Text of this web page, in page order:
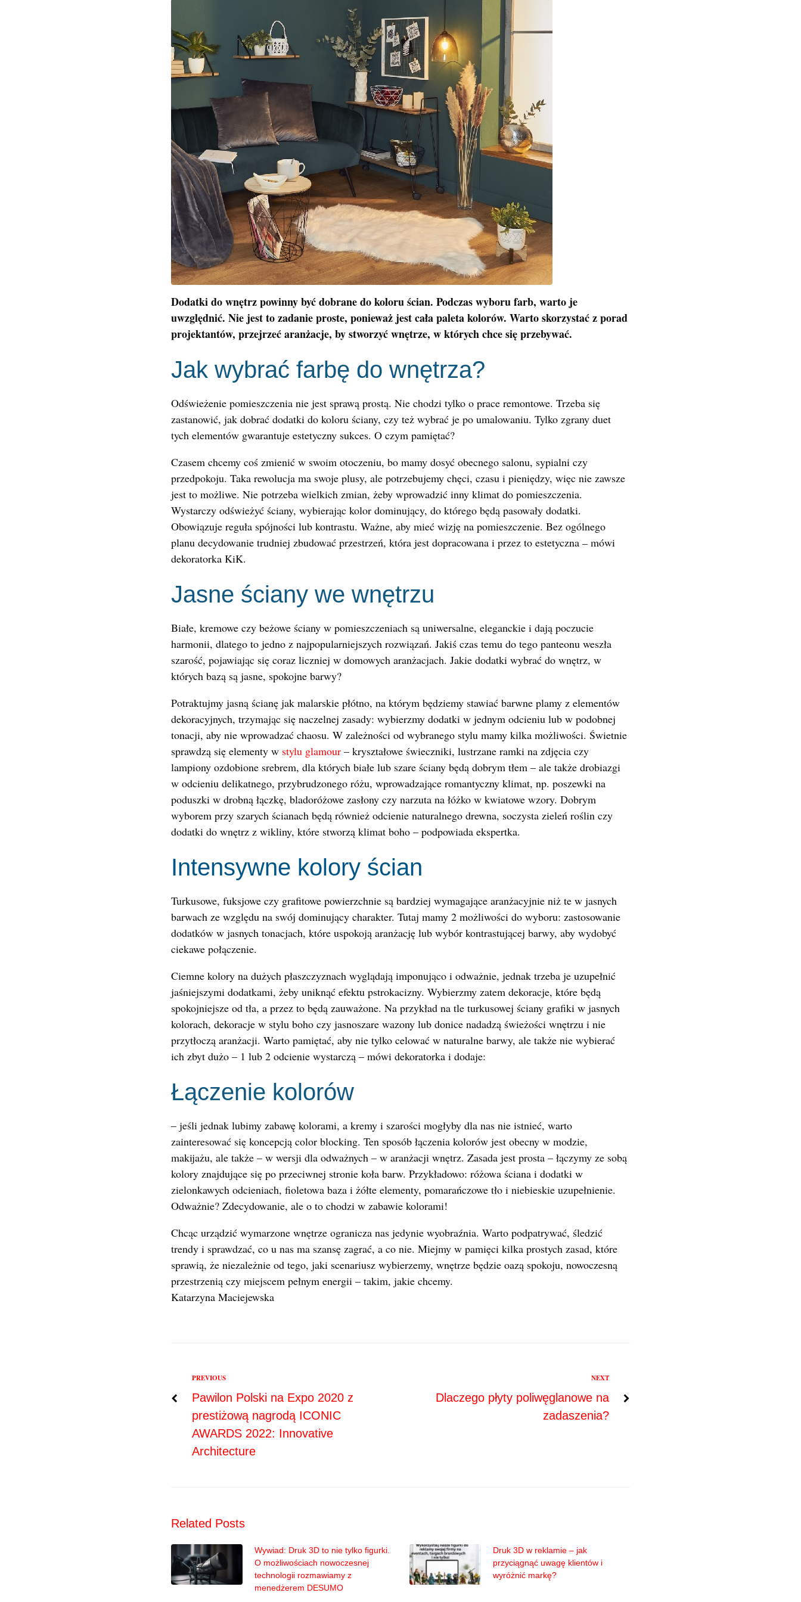
Dodatki do wnętrz powinny być dobrane do koloru ścian. Podczas wyboru farb, warto je
uwzględnić. Nie jest to zadanie proste, ponieważ jest cała paleta kolorów. Warto skorzystać z porad
projektantów, przejrzeć aranżacje, by stworzyć wnętrze, w których chce się przebywać.
Jak wybrać farbę do wnętrza?
Odświeżenie pomieszczenia nie jest sprawą prostą. Nie chodzi tylko o prace remontowe. Trzeba się
zastanowić, jak dobrać dodatki do koloru ściany, czy też wybrać je po umalowaniu. Tylko zgrany duet
tych elementów gwarantuje estetyczny sukces. O czym pamiętać?
Czasem chcemy coś zmienić w swoim otoczeniu, bo mamy dosyć obecnego salonu, sypialni czy
przedpokoju. Taka rewolucja ma swoje plusy, ale potrzebujemy chęci, czasu i pieniędzy, więc nie zawsze
jest to możliwe. Nie potrzeba wielkich zmian, żeby wprowadzić inny klimat do pomieszczenia.
Wystarczy odświeżyć ściany, wybierając kolor dominujący, do którego będą pasowały dodatki.
Obowiązuje reguła spójności lub kontrastu. Ważne, aby mieć wizję na pomieszczenie. Bez ogólnego
planu decydowanie trudniej zbudować przestrzeń, która jest dopracowana i przez to estetyczna – mówi
dekoratorka KiK.
Jasne ściany we wnętrzu
Białe, kremowe czy beżowe ściany w pomieszczeniach są uniwersalne, eleganckie i dają poczucie
harmonii, dlatego to jedno z najpopularniejszych rozwiązań. Jakiś czas temu do tego panteonu weszła
szarość, pojawiając się coraz liczniej w domowych aranżacjach. Jakie dodatki wybrać do wnętrz, w
których bazą są jasne, spokojne barwy?
Potraktujmy jasną ścianę jak malarskie płótno, na którym będziemy stawiać barwne plamy z elementów
dekoracyjnych, trzymając się naczelnej zasady: wybierzmy dodatki w jednym odcieniu lub w podobnej
tonacji, aby nie wprowadzać chaosu. W zależności od wybranego stylu mamy kilka możliwości. Świetnie
sprawdzą się elementy w stylu glamour – kryształowe świeczniki, lustrzane ramki na zdjęcia czy
lampiony ozdobione srebrem, dla których białe lub szare ściany będą dobrym tłem – ale także drobiazgi
w odcieniu delikatnego, przybrudzonego różu, wprowadzające romantyczny klimat, np. poszewki na
poduszki w drobną łączkę, bladoróżowe zasłony czy narzuta na łóżko w kwiatowe wzory. Dobrym
wyborem przy szarych ścianach będą również odcienie naturalnego drewna, soczysta zieleń roślin czy
dodatki do wnętrz z wikliny, które stworzą klimat boho – podpowiada ekspertka.
Intensywne kolory ścian
Turkusowe, fuksjowe czy grafitowe powierzchnie są bardziej wymagające aranżacyjnie niż te w jasnych
barwach ze względu na swój dominujący charakter. Tutaj mamy 2 możliwości do wyboru: zastosowanie
dodatków w jasnych tonacjach, które uspokoją aranżację lub wybór kontrastującej barwy, aby wydobyć
ciekawe połączenie.
Ciemne kolory na dużych płaszczyznach wyglądają imponująco i odważnie, jednak trzeba je uzupełnić
jaśniejszymi dodatkami, żeby uniknąć efektu pstrokacizny. Wybierzmy zatem dekoracje, które będą
spokojniejsze od tła, a przez to będą zauważone. Na przykład na tle turkusowej ściany grafiki w jasnych
kolorach, dekoracje w stylu boho czy jasnoszare wazony lub donice nadadzą świeżości wnętrzu i nie
przytłoczą aranżacji. Warto pamiętać, aby nie tylko celować w naturalne barwy, ale także nie wybierać
ich zbyt dużo – 1 lub 2 odcienie wystarczą – mówi dekoratorka i dodaje:
Łączenie kolorów
– jeśli jednak lubimy zabawę kolorami, a kremy i szarości mogłyby dla nas nie istnieć, warto
zainteresować się koncepcją color blocking. Ten sposób łączenia kolorów jest obecny w modzie,
makijażu, ale także – w wersji dla odważnych – w aranżacji wnętrz. Zasada jest prosta – łączymy ze sobą
kolory znajdujące się po przeciwnej stronie koła barw. Przykładowo: różowa ściana i dodatki w
zielonkawych odcieniach, fioletowa baza i żółte elementy, pomarańczowe tło i niebieskie uzupełnienie.
Odważnie? Zdecydowanie, ale o to chodzi w zabawie kolorami!
Chcąc urządzić wymarzone wnętrze ogranicza nas jedynie wyobraźnia. Warto podpatrywać, śledzić
trendy i sprawdzać, co u nas ma szansę zagrać, a co nie. Miejmy w pamięci kilka prostych zasad, które
sprawią, że niezależnie od tego, jaki scenariusz wybierzemy, wnętrze będzie oazą spokoju, nowoczesną
przestrzenią czy miejscem pełnym energii – takim, jakie chcemy.
Katarzyna Maciejewska
Nawigacja
wpisu
Previous
PREVIOUS
Pawilon Polski na Expo 2020 z
prestiżową nagrodą ICONIC
AWARDS 2022: Innovative
Architecture
NEXT
Dlaczego płyty poliwęglanowe na
zadaszenia?
Related Posts
Wywiad: Druk 3D to nie tylko figurki.
O możliwościach nowoczesnej
technologii rozmawiamy z
menedżerem DESUMO
Druk 3D w reklamie – jak
przyciągnąć uwagę klientów i
wyróżnić markę?